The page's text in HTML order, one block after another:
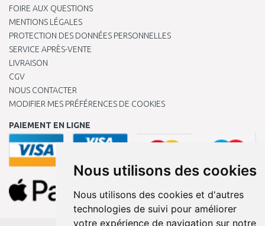
Nous utilisons des cookies
Nous utilisons des cookies et d'autres
technologies de suivi pour améliorer
votre expérience de navigation sur notre
FOIRE AUX QUESTIONS
MENTIONS LÉGALES
PROTECTION DES DONNÉES PERSONNELLES
SERVICE APRÈS-VENTE
LIVRAISON
CGV
NOUS CONTACTER
MODIFIER MES PRÉFÉRENCES DE COOKIES
PAIEMENT EN LIGNE